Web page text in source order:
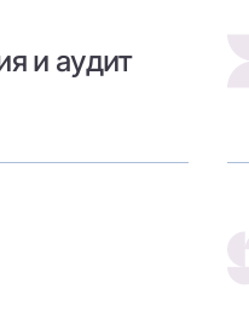
и аудит